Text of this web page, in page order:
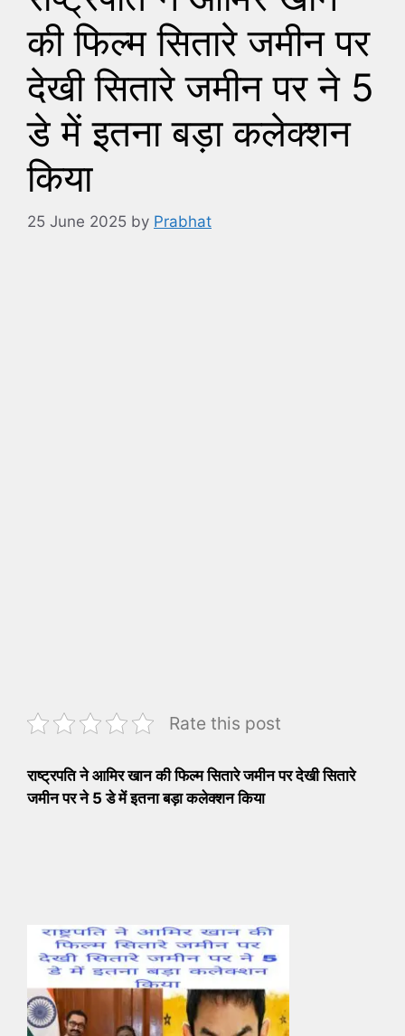
की फिल्म सितारे जमीन पर
देखी सितारे जमीन पर ने 5
डे में इतना बड़ा कलेक्शन
किया
25 June 2025 by Prabhat
Rate this post
राष्ट्रपति ने आमिर खान की फिल्म सितारे जमीन पर देखी सितारे
जमीन पर ने 5 डे में इतना बड़ा कलेक्शन किया